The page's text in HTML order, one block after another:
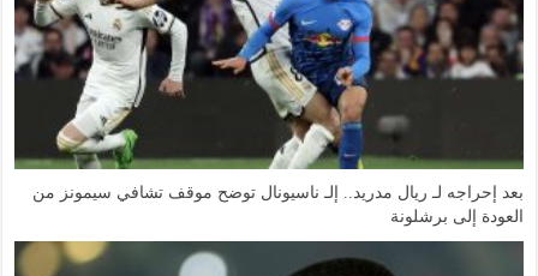
بعد إحراجه لـ ريال مدريد.. إلـ ناسيونال توضح موقف تشافي سيمونز من
العودة إلى برشلونة